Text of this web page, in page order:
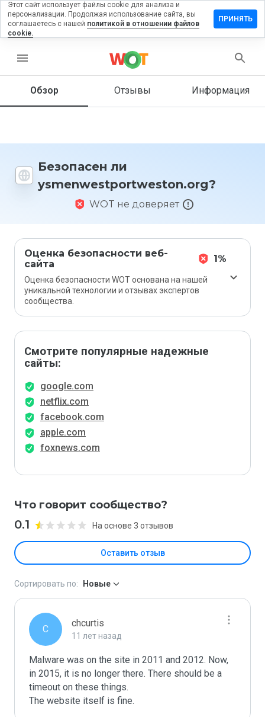
menu
Обзор Отзывы Информация
Безопасен ли
ysmenwestportweston.org?
WOT не доверяет
Оценка безопасности веб-
сайта
1%
Оценка безопасности WOT основана на нашей
уникальной технологии и отзывах экспертов
сообщества.
Смотрите популярные надежные
сайты:
google.com
netflix.com
facebook.com
apple.com
foxnews.com
Что говорит сообщество?
0.1 На основе 3 отзывов
Оставить отзыв
на
вы
сайт от
Сортировать по: Новые
C
chcurtis
11 лет назад
Malware was on the site in 2011 and 2012. Now,
in 2015, it is no longer there. There should be a
timeout on these things.
The website itself is fine.
Этот сайт использует файлы cookie для анализа и
персонализации. Продолжая использование сайта, вы
соглашаетесь с нашей политикой в отношении файлов
cookie.
ПРИНЯТЬ